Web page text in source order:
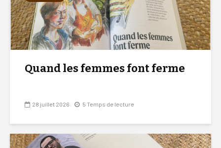
Quand les femmes font ferme
28 juillet 2026 5 Temps de lecture